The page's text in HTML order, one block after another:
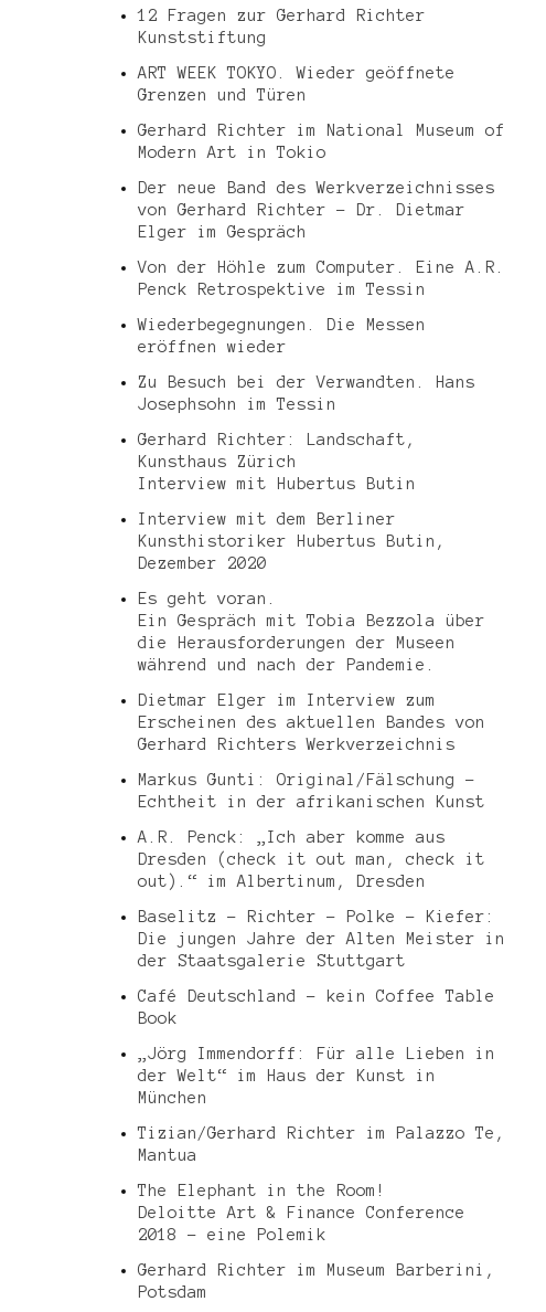
12 Fragen zur Gerhard Richter
Kunststiftung
ART WEEK TOKYO. Wieder geöffnete
Grenzen und Türen
Gerhard Richter im National Museum of
Modern Art in Tokio
Der neue Band des Werkverzeichnisses
von Gerhard Richter – Dr. Dietmar
Elger im Gespräch
Von der Höhle zum Computer. Eine A.R.
Penck Retrospektive im Tessin
Wiederbegegnungen. Die Messen
eröffnen wieder
Zu Besuch bei der Verwandten. Hans
Josephsohn im Tessin
Gerhard Richter: Landschaft,
Kunsthaus Zürich
Interview mit Hubertus Butin
Interview mit dem Berliner
Kunsthistoriker Hubertus Butin,
Dezember 2020
Es geht voran.
Ein Gespräch mit Tobia Bezzola über
die Herausforderungen der Museen
während und nach der Pandemie.
Dietmar Elger im Interview zum
Erscheinen des aktuellen Bandes von
Gerhard Richters Werkverzeichnis
Markus Gunti: Original/Fälschung –
Echtheit in der afrikanischen Kunst
A.R. Penck: „Ich aber komme aus
Dresden (check it out man, check it
out).“ im Albertinum, Dresden
Baselitz – Richter – Polke – Kiefer:
Die jungen Jahre der Alten Meister in
der Staatsgalerie Stuttgart
Café Deutschland – kein Coffee Table
Book
„Jörg Immendorff: Für alle Lieben in
der Welt“ im Haus der Kunst in
München
Tizian/Gerhard Richter im Palazzo Te,
Mantua
The Elephant in the Room!
Deloitte Art & Finance Conference
2018 – eine Polemik
Gerhard Richter im Museum Barberini,
Potsdam